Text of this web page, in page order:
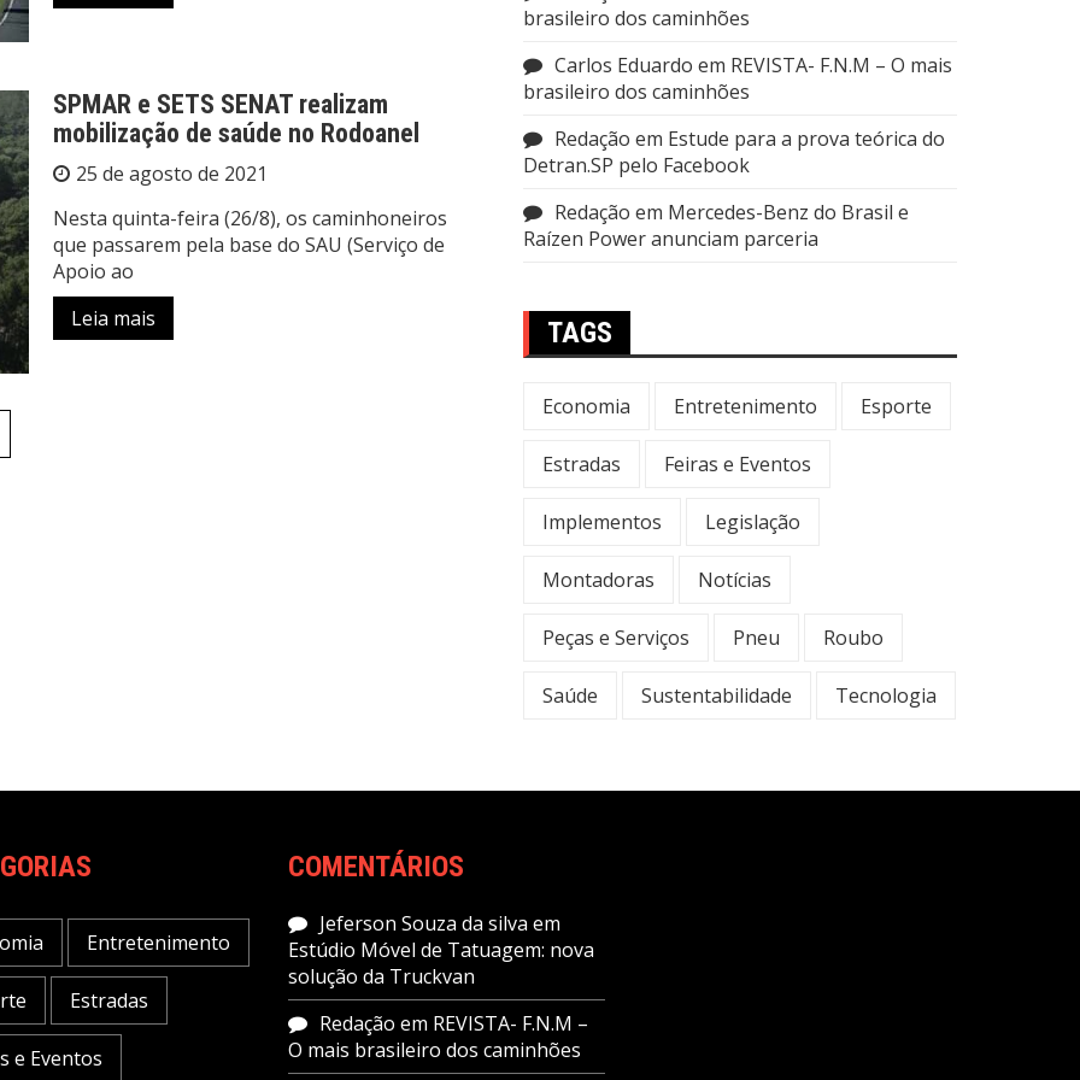
SPMAR e SETS SENAT realizam
mobilização de saúde no Rodoanel
25 de agosto de 2021
Nesta quinta-feira (26/8), os caminhoneiros
que passarem pela base do SAU (Serviço de
Apoio ao
Leia mais
brasileiro dos caminhões
Carlos Eduardo em REVISTA- F.N.M – O mais
brasileiro dos caminhões
Redação em Estude para a prova teórica do
Detran.SP pelo Facebook
Redação em Mercedes-Benz do Brasil e
Raízen Power anunciam parceria
TAGS
Economia Entretenimento Esporte
Estradas Feiras e Eventos
Implementos Legislação
Montadoras Notícias
Peças e Serviços Pneu Roubo
Saúde Sustentabilidade Tecnologia
Entretenimento
Estradas
e Eventos
COMENTÁRIOS
Jeferson Souza da silva em
Estúdio Móvel de Tatuagem: nova
solução da Truckvan
Redação em REVISTA- F.N.M –
O mais brasileiro dos caminhões